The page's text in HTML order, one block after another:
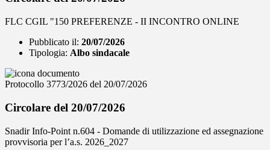
FLC CGIL "150 PREFERENZE - II INCONTRO ONLINE
Pubblicato il: 20/07/2026
Tipologia: Albo sindacale
Protocollo 3773/2026 del 20/07/2026
Circolare del 20/07/2026
Snadir Info-Point n.604 - Domande di utilizzazione ed assegnazione
provvisoria per l’a.s. 2026_2027